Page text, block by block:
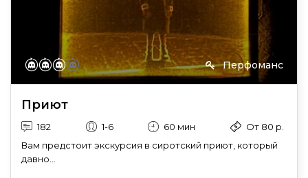
Перфоманс
Приют
182 1-6 60 мин
От 80 р.
Вам предстоит экскурсия в сиротский приют, который
давно...